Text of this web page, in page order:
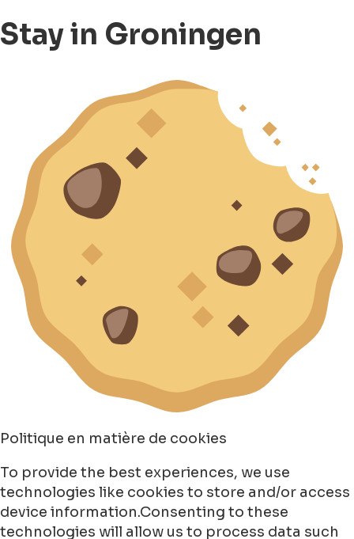
Stay in Groningen
Politique en matière de cookies
To provide the best experiences, we use
technologies like cookies to store and/or access
device information.Consenting to these
technologies will allow us to process data such